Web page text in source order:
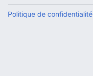
Politique de confidentialité